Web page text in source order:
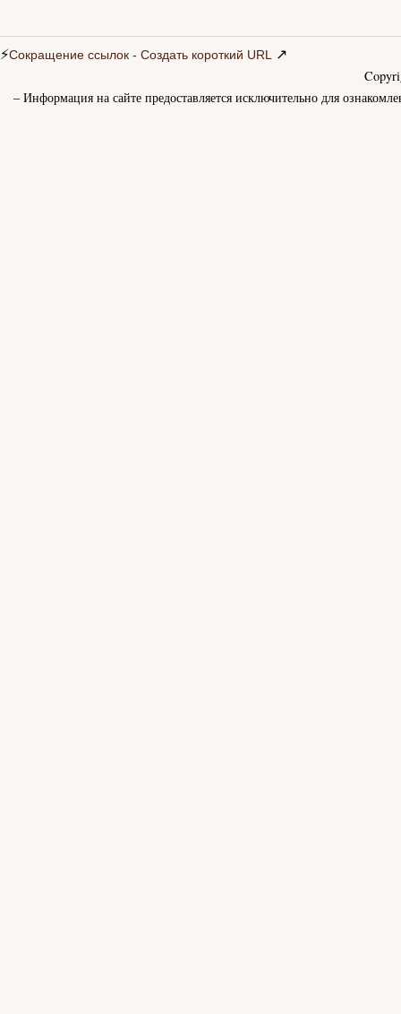
⚡Сокращение ссылок - Создать короткий URL ↗
– Информация на сайте предоставляется исключительно для